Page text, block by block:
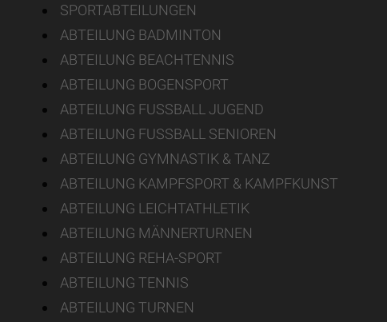
SPORTABTEILUNGEN
ABTEILUNG BADMINTON
ABTEILUNG BEACHTENNIS
ABTEILUNG BOGENSPORT
ABTEILUNG FUSSBALL JUGEND
ABTEILUNG FUSSBALL SENIOREN
ABTEILUNG GYMNASTIK & TANZ
ABTEILUNG KAMPFSPORT & KAMPFKUNST
ABTEILUNG LEICHTATHLETIK
ABTEILUNG MÄNNERTURNEN
ABTEILUNG REHA-SPORT
ABTEILUNG TENNIS
ABTEILUNG TURNEN